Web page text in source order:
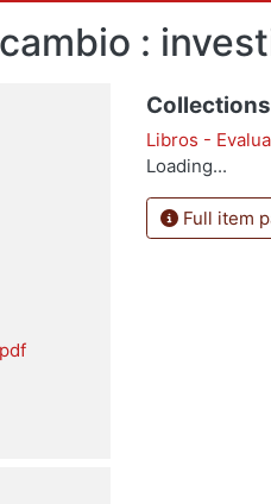
:
Collections
Libros -
Loading...
Full item